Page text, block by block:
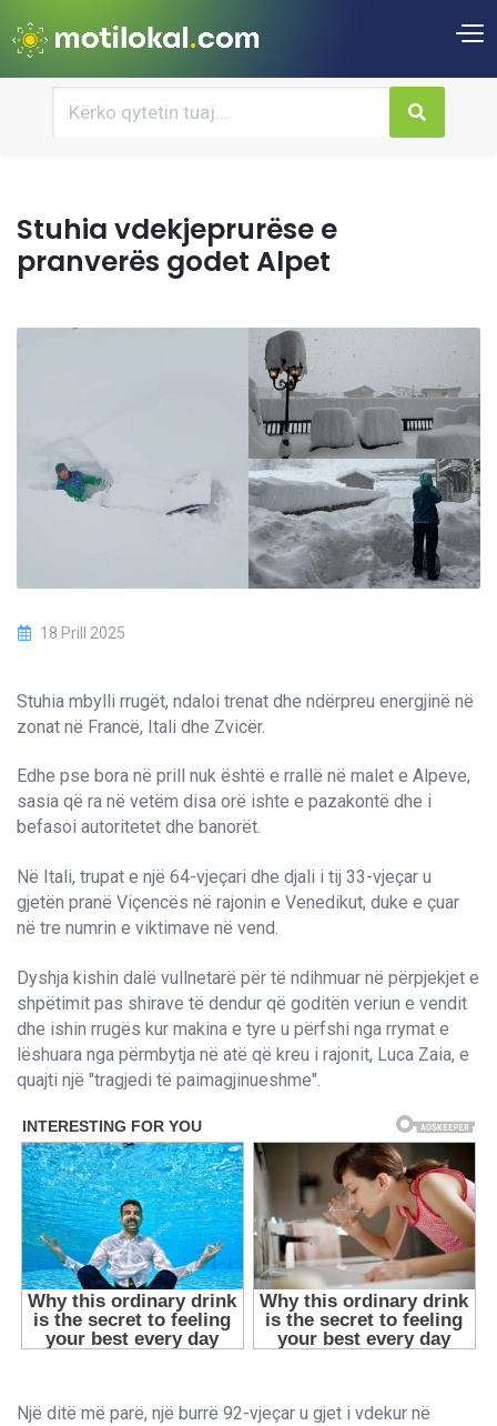
Stuhia vdekjeprurëse e
pranverës godet Alpet
18 Prill 2025
Stuhia mbylli rrugët, ndaloi trenat dhe ndërpreu energjinë në
zonat në Francë, Itali dhe Zvicër.
Edhe pse bora në prill nuk është e rrallë në malet e Alpeve,
sasia që ra në vetëm disa orë ishte e pazakontë dhe i
befasoi autoritetet dhe banorët.
Në Itali, trupat e një 64-vjeçari dhe djali i tij 33-vjeçar u
gjetën pranë Viçencës në rajonin e Venedikut, duke e çuar
në tre numrin e viktimave në vend.
Dyshja kishin dalë vullnetarë për të ndihmuar në përpjekjet e
shpëtimit pas shirave të dendur që goditën veriun e vendit
dhe ishin rrugës kur makina e tyre u përfshi nga rrymat e
lëshuara nga përmbytja në atë që kreu i rajonit, Luca Zaia, e
quajti një "tragjedi të paimagjinueshme".
Një ditë më parë, një burrë 92-vjeçar u gjet i vdekur në